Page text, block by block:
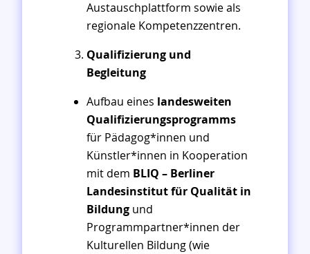
Austauschplattform sowie als
regionale Kompetenzzentren.
Qualifizierung und
Begleitung
Aufbau eines landesweiten
Qualifizierungsprogramms
für Pädagog*innen und
Künstler*innen in Kooperation
mit dem BLIQ – Berliner
Landesinstitut für Qualität in
Bildungund
Programmpartner*innen der
Kulturellen Bildung (wie